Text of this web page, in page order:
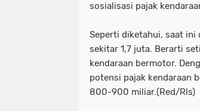
sosialisasi pajak
Seperti diketahui, saat ini
sekitar 1,7 juta. Berarti
kendaraan bermotor.
potensi pajak kendaraan
800-900 miliar.(Red/Rls)